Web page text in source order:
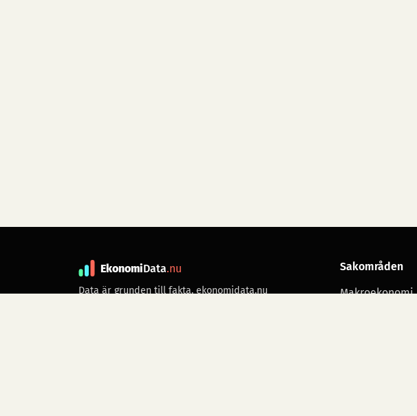
EkonomiData.nu
Data är grunden till fakta. ekonomidata.nu
Sakområden
Makroekonomi